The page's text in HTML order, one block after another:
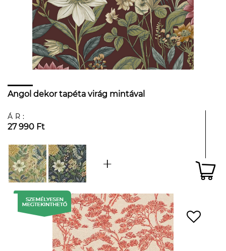
Angol dekor tapéta virág mintával
ÁR:
27 990 Ft